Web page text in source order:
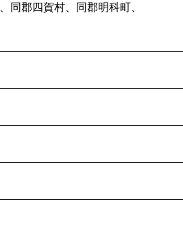
同郡四賀村、同郡明科町、